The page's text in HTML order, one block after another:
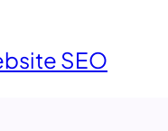
SEO